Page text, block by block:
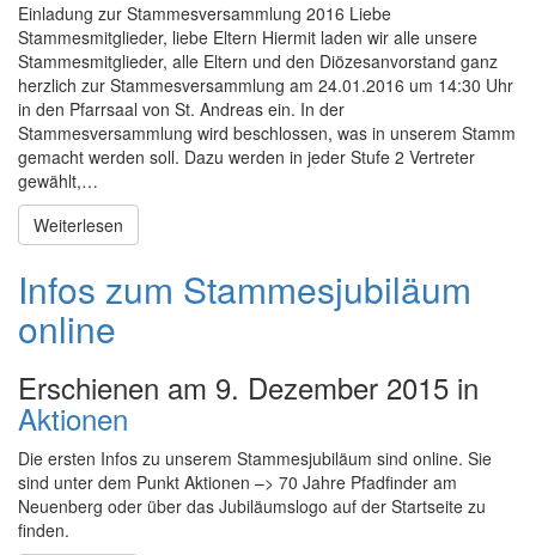
Einladung zur Stammesversammlung 2016 Liebe
Stammesmitglieder, liebe Eltern Hiermit laden wir alle unsere
Stammesmitglieder, alle Eltern und den Diözesanvorstand ganz
herzlich zur Stammesversammlung am 24.01.2016 um 14:30 Uhr
in den Pfarrsaal von St. Andreas ein. In der
Stammesversammlung wird beschlossen, was in unserem Stamm
gemacht werden soll. Dazu werden in jeder Stufe 2 Vertreter
gewählt,…
Weiterlesen
Infos zum Stammesjubiläum
online
Erschienen am 9. Dezember 2015 in
Aktionen
Die ersten Infos zu unserem Stammesjubiläum sind online. Sie
sind unter dem Punkt Aktionen –> 70 Jahre Pfadfinder am
Neuenberg oder über das Jubiläumslogo auf der Startseite zu
finden.